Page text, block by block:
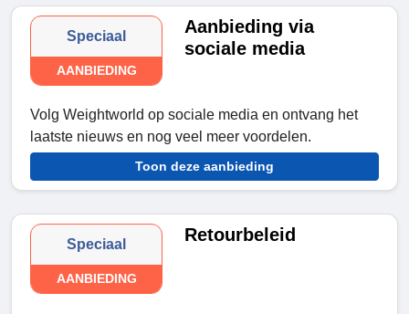
Speciaal
AANBIEDING
Aanbieding via
sociale media
Volg Weightworld op sociale media en ontvang het
laatste nieuws en nog veel meer voordelen.
Toon deze aanbieding
Speciaal
AANBIEDING
Retourbeleid